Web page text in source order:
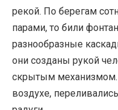
рекой. По берегам
парами, то били
разнообразные
они созданы рукой
скрытым механизмом.
воздухе,